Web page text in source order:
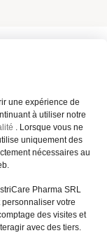
une expérience de
à utiliser notre
. Lorsque vous ne
uniquement des
nécessaires au
Pharma SRL
votre
des visites et
avec des tiers.